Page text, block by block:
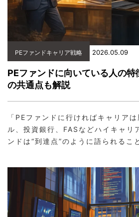
PEファンドキャリア戦略 2026.05.09
PEファンドに向いている人の
の共通点も解説
「PEファンドに行ければキャリア
ル、投資銀行、FASなどハイキャリ
ンドは“到達点”のように語られるこ